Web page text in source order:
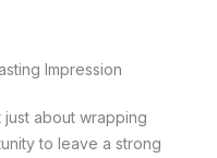
Impression
just about wrapping
to leave a strong